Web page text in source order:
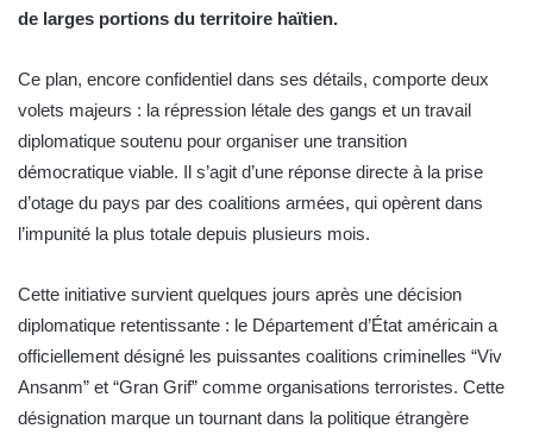
de larges portions du territoire haïtien.
Ce plan, encore confidentiel dans ses détails, comporte deux
volets majeurs : la répression létale des gangs et un travail
diplomatique soutenu pour organiser une transition
démocratique viable. Il s’agit d’une réponse directe à la prise
d’otage du pays par des coalitions armées, qui opèrent dans
l’impunité la plus totale depuis plusieurs mois.
Cette initiative survient quelques jours après une décision
diplomatique retentissante : le Département d’État américain a
officiellement désigné les puissantes coalitions criminelles “Viv
Ansanm” et “Gran Grif” comme organisations terroristes. Cette
désignation marque un tournant dans la politique étrangère